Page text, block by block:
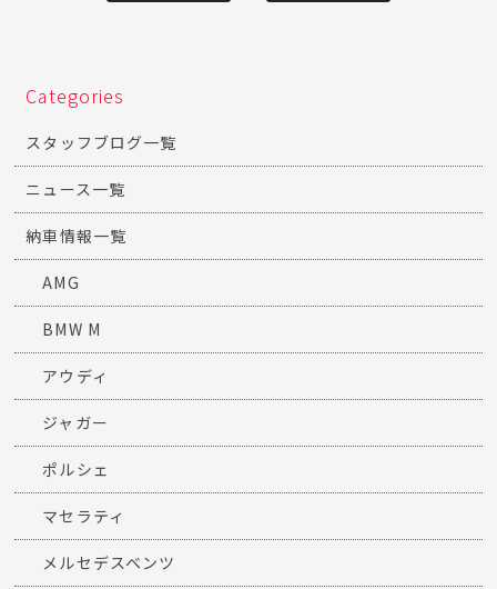
Categories
スタッフブログ一覧
ニュース一覧
納車情報一覧
AMG
BMW M
アウディ
ジャガー
ポルシェ
マセラティ
メルセデスベンツ